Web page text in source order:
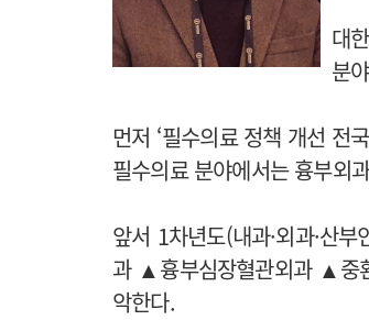
대
분
먼저 ‘필수의료 정책 개선 전
필수의료 분야에서는 흉부외
앞서 1차년도(내과·외과·산
과 ▲흉부심장혈관외과 ▲중
악한다.